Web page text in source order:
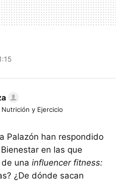
y Ejercicio
Palazón han respondido
en las que
una influencer fitness:
¿De dónde sacan